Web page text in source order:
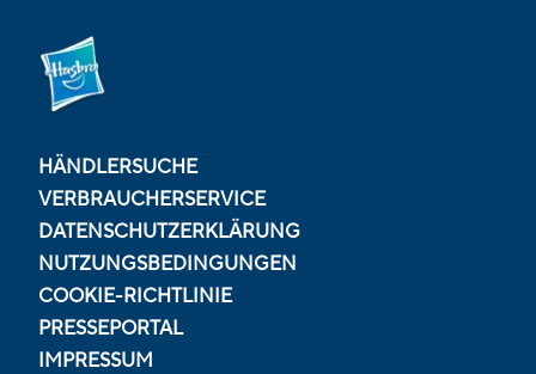
HÄNDLERSUCHE
VERBRAUCHERSERVICE
DATENSCHUTZERKLÄRUNG
NUTZUNGSBEDINGUNGEN
COOKIE-RICHTLINIE
PRESSEPORTAL
IMPRESSUM